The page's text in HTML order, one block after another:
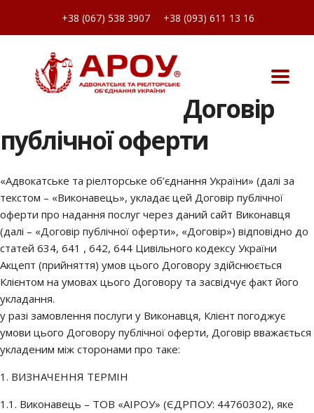
+38 (067) 538 3907 +38 (093) 611 13 16
Договір
публічної оферти
«Адвокатське та ріелторське об’єднання України» (далі за
текстом – «Виконавець», укладає цей Договір публічної
оферти про надання послуг через даний сайт Виконавця
(далі – «Договір публічної оферти», «Договір») відповідно до
статей 634, 641 , 642, 644 Цивільного кодексу України
Акцепт (прийняття) умов цього Договору здійснюється
Клієнтом на умовах цього Договору та засвідчує факт його
укладання.
у разі замовлення послуги у Виконавця, Клієнт погоджує
умови цього Договору публічної оферти, Договір вважається
укладеним між сторонами про таке:
1. ВИЗНАЧЕННЯ ТЕРМІН
1.1. Виконавець – ТОВ «АІРОУ» (ЄДРПОУ: 44760302), яке